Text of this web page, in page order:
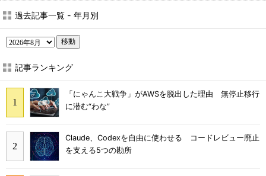
過去記事一覧 - 年月別
移動
記事ランキング
「にゃんこ大戦争」がAWSを脱出した理由 無停止移行
に潜む“わな”
Claude、Codexを自由に使わせる コードレビュー廃止
を支える5つの勘所